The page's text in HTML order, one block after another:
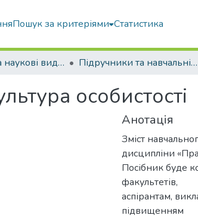
Пошук за критеріями Статистика
Навчальні та наукові видання Підручники та навчальні посібники
особистості
Анотація
Зміст
дисципліни
Посібник буде
факультетів,
аспірантам,
підвищенням